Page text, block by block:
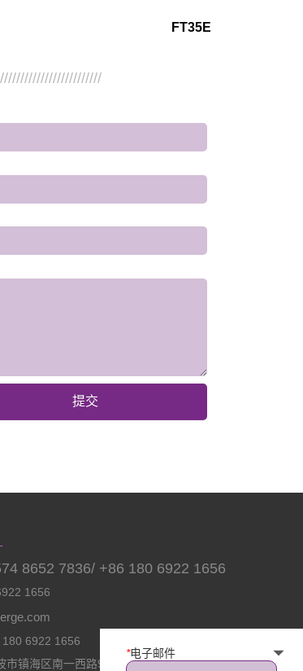
FT35E
提交
*电子邮件
8652 7836/ +86 180 6922 1656
1656
6922 1656
市镇海区南一西路966号